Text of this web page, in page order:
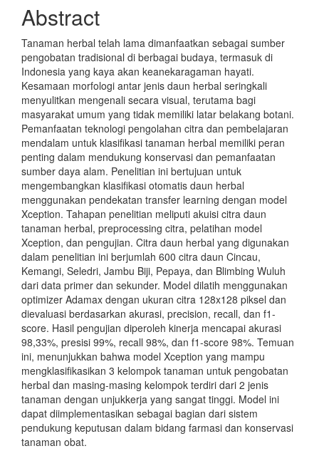
Abstract
Tanaman herbal telah lama dimanfaatkan sebagai sumber
pengobatan tradisional di berbagai budaya, termasuk di
Indonesia yang kaya akan keanekaragaman hayati.
Kesamaan morfologi antar jenis daun herbal seringkali
menyulitkan mengenali secara visual, terutama bagi
masyarakat umum yang tidak memiliki latar belakang botani.
Pemanfaatan teknologi pengolahan citra dan pembelajaran
mendalam untuk klasifikasi tanaman herbal memiliki peran
penting dalam mendukung konservasi dan pemanfaatan
sumber daya alam. Penelitian ini bertujuan untuk
mengembangkan klasifikasi otomatis daun herbal
menggunakan pendekatan transfer learning dengan model
Xception. Tahapan penelitian meliputi akuisi citra daun
tanaman herbal, preprocessing citra, pelatihan model
Xception, dan pengujian. Citra daun herbal yang digunakan
dalam penelitian ini berjumlah 600 citra daun Cincau,
Kemangi, Seledri, Jambu Biji, Pepaya, dan Blimbing Wuluh
dari data primer dan sekunder. Model dilatih menggunakan
optimizer Adamax dengan ukuran citra 128x128 piksel dan
dievaluasi berdasarkan akurasi, precision, recall, dan f1-
score. Hasil pengujian diperoleh kinerja mencapai akurasi
98,33%, presisi 99%, recall 98%, dan f1-score 98%. Temuan
ini, menunjukkan bahwa model Xception yang mampu
mengklasifikasikan 3 kelompok tanaman untuk pengobatan
herbal dan masing-masing kelompok terdiri dari 2 jenis
tanaman dengan unjukkerja yang sangat tinggi. Model ini
dapat diimplementasikan sebagai bagian dari sistem
pendukung keputusan dalam bidang farmasi dan konservasi
tanaman obat.